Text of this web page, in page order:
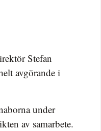
Stefan
avgörande i
under
av samarbete.